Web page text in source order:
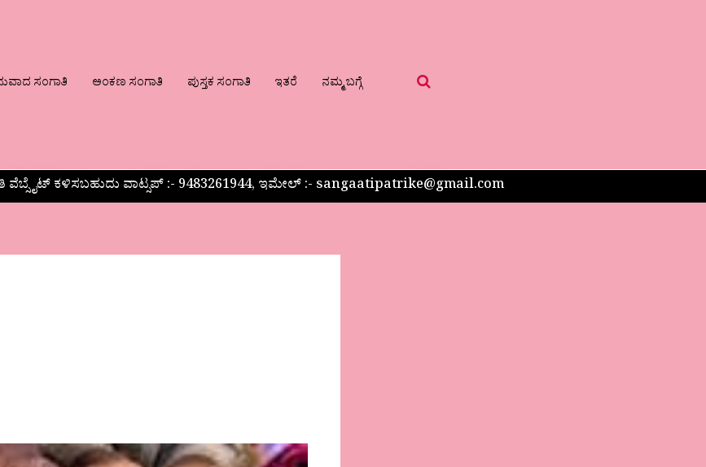
ಸಂಗಾತಿ ಅಂಕಣ ಸಂಗಾತಿ ಪುಸ್ತಕ ಸಂಗಾತಿ ಇತರೆ ನಮ್ಮ ಬಗ್ಗೆ
ಕಳಿಸಬಹುದು ವಾಟ್ಸಪ್‌ :- 9483261944, ಇಮೇಲ್ :- sangaatipatrike@gmail.com